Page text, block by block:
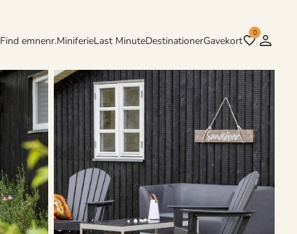
Find emnenr.MiniferieLast MinuteDestinationerGavekort
0